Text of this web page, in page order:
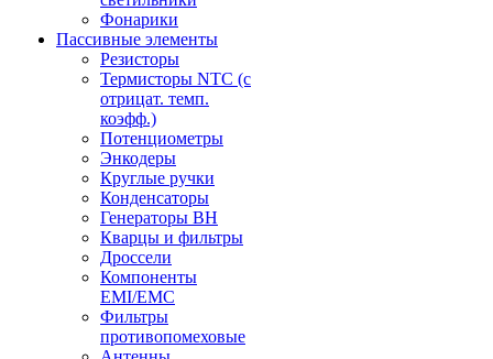
Фонарики
Пассивные элементы
Резисторы
Термисторы NTC (с
отрицат. темп.
коэфф.)
Потенциометры
Энкодеры
Круглые ручки
Конденсаторы
Генераторы ВН
Кварцы и фильтры
Дроссели
Компоненты
EMI/EMC
Фильтры
противопомеховые